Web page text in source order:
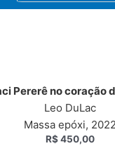
Pererê no coração
Leo DuLac
Massa epóxi, 2022
R$450,00